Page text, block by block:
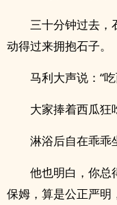
三十分钟过去，
动得过来拥抱石子。
马利大声说：“
大家捧着西瓜狂
淋浴后自在乖乖
他也明白，你总
保姆，算是公正严明